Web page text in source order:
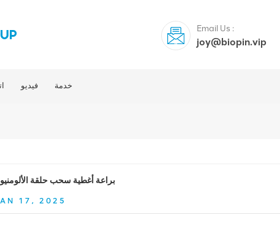
Email Us :
joy@biopin.vip
فيديو خدمة
براعة أغطية سحب حلقة
17, 2025